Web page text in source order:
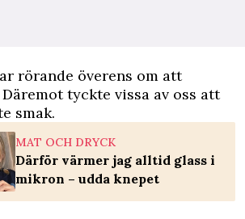
rörande överens om att
tyckte vissa av oss att
smak.
MAT OCH DRYCK
Därför värmer jag alltid glass i
mikron – udda knepet